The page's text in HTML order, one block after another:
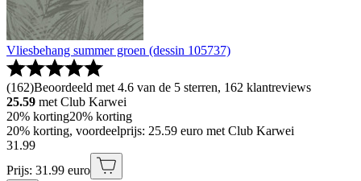
Vliesbehang summer groen (dessin 105737)
(162)Beoordeeld met 4.6 van de 5 sterren, 162 klantreviews
25.59 met Club Karwei
20% korting20% korting
20% korting, voordeelprijs: 25.59 euro met Club Karwei
31.99
Prijs: 31.99 euro